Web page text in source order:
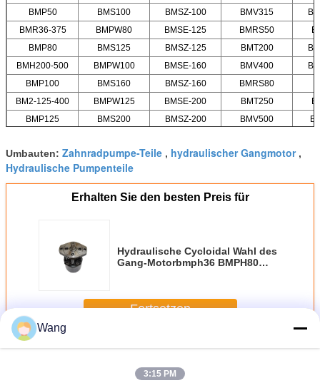
BMP50
BMS100 BMSZ-100 BMV315
BMR36-375
BMPW80 BMSE-125 BMRS50
BMP80
BMS125 BMSZ-125 BMT200
BMH200-500
BMPW100 BMSE-160 BMV400
BMP100
BMS160 BMSZ-160 BMRS80
BM2-125-400
BMPW125 BMSE-200 BMT250
BMP125
BMS200 BMSZ-200 BMV500
Umbauten: Zahnradpumpe-Teile , hydraulischer Gangmotor,
Hydraulische Pumpenteile
Erhalten Sie den besten Preis für
Hydraulische Cycloidal Wahl des
Gang-Motorbmph36 BMPH80
Fortsetzen
MehrCycloidal Gang-Motor
Wang
3:15 PM